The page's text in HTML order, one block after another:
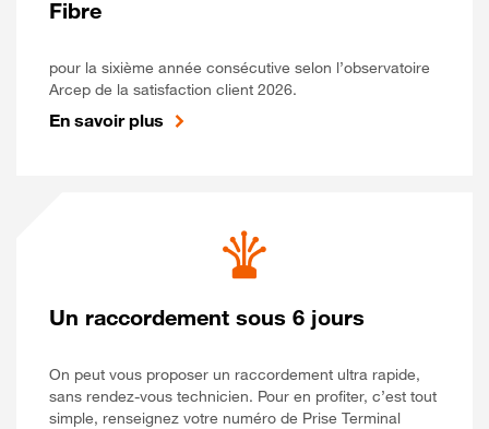
Fibre
pour la sixième année consécutive selon l’observatoire
Arcep de la satisfaction client 2026.
En savoir plus
Un raccordement sous 6 jours
On peut vous proposer un raccordement ultra rapide,
sans rendez-vous technicien. Pour en profiter, c’est tout
simple, renseignez votre numéro de Prise Terminal